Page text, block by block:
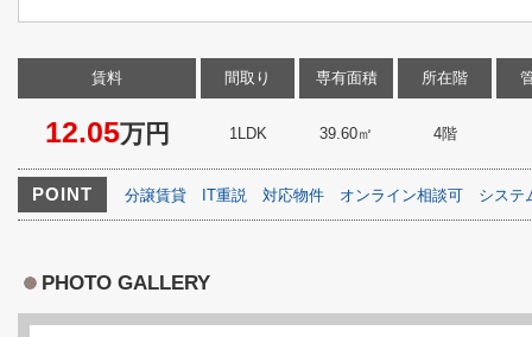
賃料
12.05万円
間取り
1LDK
専有面積
39.60㎡
所在階
4階
POINT 分譲賃貸 IT重説 対応物件 オンライン相談可 システ
PHOTO GALLERY